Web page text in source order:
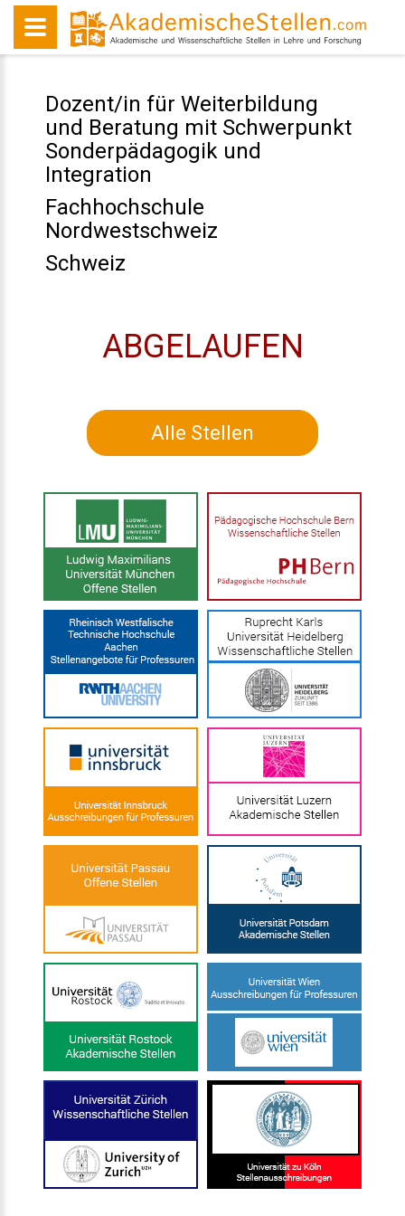
Dozent/in für Weiterbildung
und Beratung mit Schwerpunkt
Sonderpädagogik und
Integration
Fachhochschule
Nordwestschweiz
Schweiz
ABGELAUFEN
Alle Stellen